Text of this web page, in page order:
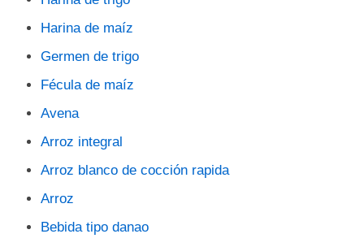
Harina de maíz
Germen de trigo
Fécula de maíz
Avena
Arroz integral
Arroz blanco de cocción rapida
Arroz
Bebida tipo danao